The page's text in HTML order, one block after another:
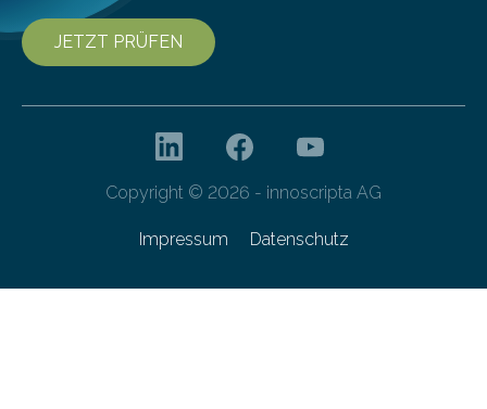
JETZT PRÜFEN
Copyright © 2026 - innoscripta AG
Impressum Datenschutz